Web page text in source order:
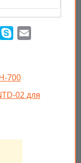
WhatsApp
Skype
700
02 для